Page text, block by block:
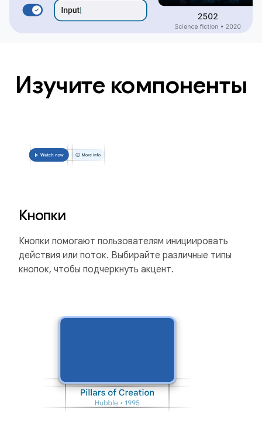
Изучите компоненты
Кнопки
Кнопки помогают пользователям инициировать
действия или поток. Выбирайте различные типы
кнопок, чтобы подчеркнуть акцент.